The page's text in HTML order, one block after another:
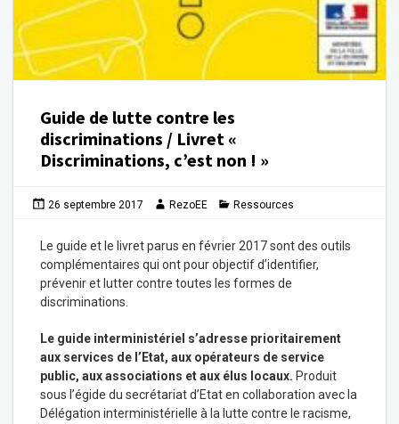
Guide de lutte contre les
discriminations / Livret «
Discriminations, c’est non ! »
26 septembre 2017 RezoEE Ressources
Le guide et le livret parus en février 2017 sont des outils
complémentaires qui ont pour objectif d’identifier,
prévenir et lutter contre toutes les formes de
discriminations.
Le guide interministériel s’adresse prioritairement
aux services de l’Etat, aux opérateurs de service
public, aux associations et aux élus locaux. Produit
sous l’égide du secrétariat d’Etat en collaboration avec la
Délégation interministérielle à la lutte contre le racisme,